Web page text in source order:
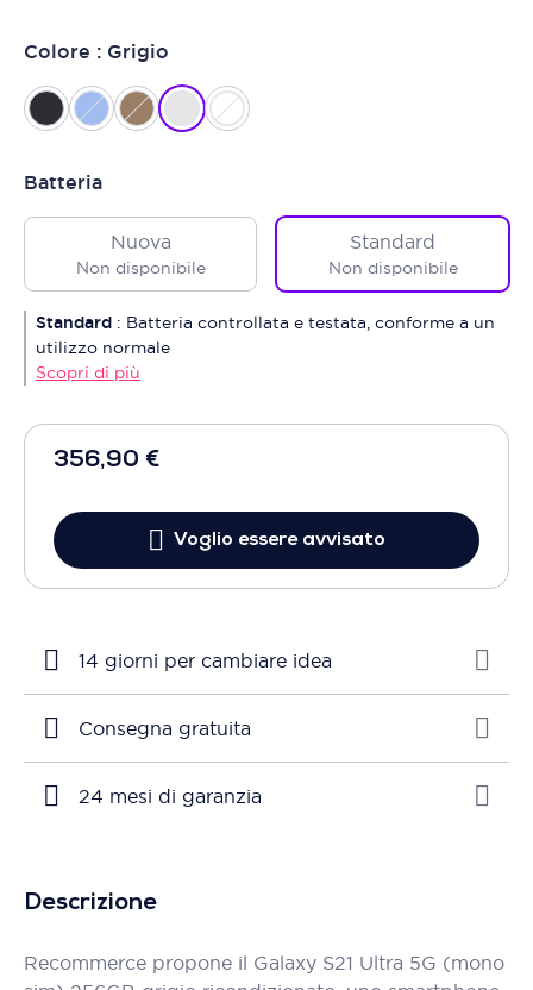
356,90 €
Voglio essere avvisato
Colore : Grigio
Batteria
Nuova
Non disponibile
Standard
Non disponibile
Standard : Batteria controllata e testata, conforme a un
utilizzo normale
Scopri di più
14 giorni per cambiare idea
Consegna gratuita
24 mesi di garanzia
Descrizione
Recommerce propone il Galaxy S21 Ultra 5G (mono